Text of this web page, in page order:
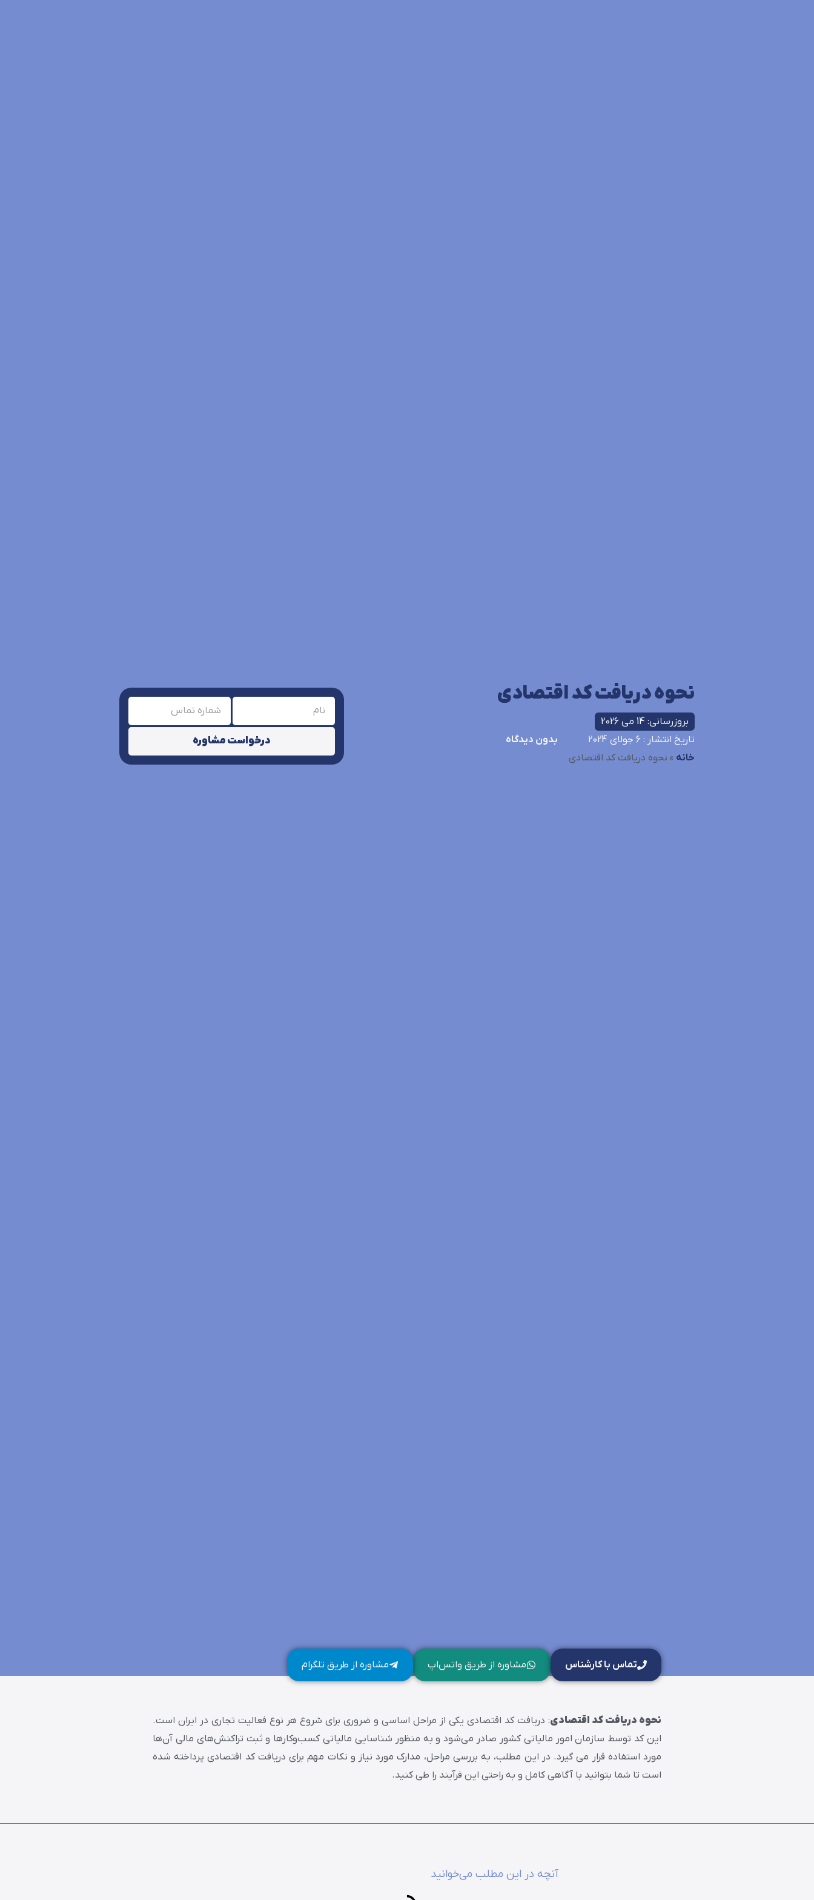
نحوه دریافت کد اقتصادی
بروزرسانی: 14 می 2026
تاریخ انتشار : 6 جولای 2024
بدون دیدگاه
خانه » نحوه دریافت کد اقتصادی
درخواست مشاوره
مشاوره از طریق واتس‌اپ مشاوره از طریق تلگرام تماس با کارشناس
نحوه دریافت کد اقتصادی: دریافت کد اقتصادی یکی از مراحل اساسی و ضروری برای شروع هر نوع فعالیت تجاری در ایران است.
این کد توسط سازمان امور مالیاتی کشور صادر می‌شود و به منظور شناسایی مالیاتی کسب‌وکارها و ثبت تراکنش‌های مالی آن‌ها
مورد استفاده قرار می‌ گیرد. در این مطلب، به بررسی مراحل، مدارک مورد نیاز و نکات مهم برای دریافت کد اقتصادی پرداخته شده
است تا شما بتوانید با آگاهی کامل و به راحتی این فرآیند را طی کنید.
آنچه در این مطلب می‌خوانید